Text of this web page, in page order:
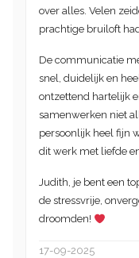
over alles. Velen
prachtige bruiloft
De communicatie
snel, duidelijk en
ontzettend hartelijk
samenwerken niet
persoonlijk heel fijn
dit werk met liefde
Judith, je bent een
de stressvrije,
droomden!
17-09-2025